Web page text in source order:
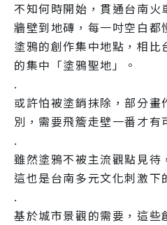
不知何時開始，貫通台南
牆壁到地磚，每一吋空白都
塗鴉的創作集中地點，相比
的集中「塗鴉聖地」。
.
或許怕被塗銷抹除，部分
別，需要飛簷走壁一番才有
.
雖然塗鴉不被主流觀點見待
這也是台南多元文化刺激下
.
基於城市景觀的需要，這些